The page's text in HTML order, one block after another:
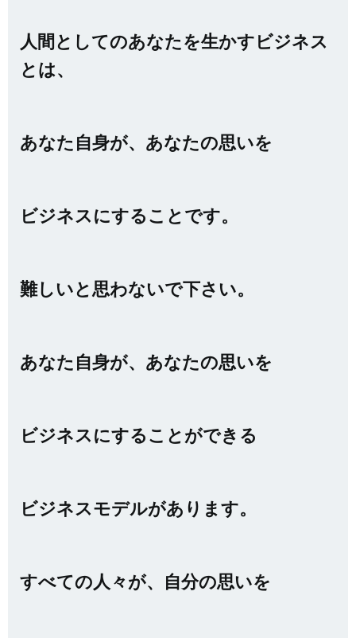
人間としてのあなたを生かすビジネス
とは、
あなた自身が、あなたの思いを
ビジネスにすることです。
難しいと思わないで下さい。
あなた自身が、あなたの思いを
ビジネスにすることができる
ビジネスモデルがあります。
すべての人々が、自分の思いを